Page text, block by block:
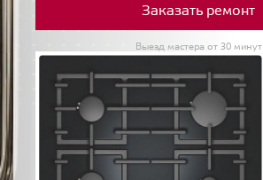
Заказать ремонт
Выезд мастера от 30 минут